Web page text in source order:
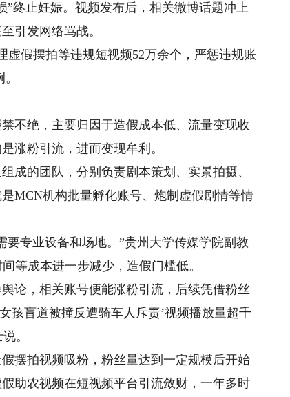
终止妊娠。视频发布后，相关微博话题冲上
引发网络骂战。
假摆拍等违规短视频52万余个，严惩违规账
绝，主要归因于造假成本低、流量变现收
涨粉引流，进而变现牟利。
的团队，分别负责剧本策划、实景拍摄、
MCN机构批量孵化账号、炮制虚假剧情等情
专业设备和场地。”贵州大学传媒学院副教
等成本进一步减少，造假门槛低。
，相关账号便能涨粉引流，后续凭借粉丝
孩盲道被撞反遭骑车人斥责’视频播放量超千
。
拍视频吸粉，粉丝量达到一定规模后开始
助农视频在短视频平台引流敛财，一年多时